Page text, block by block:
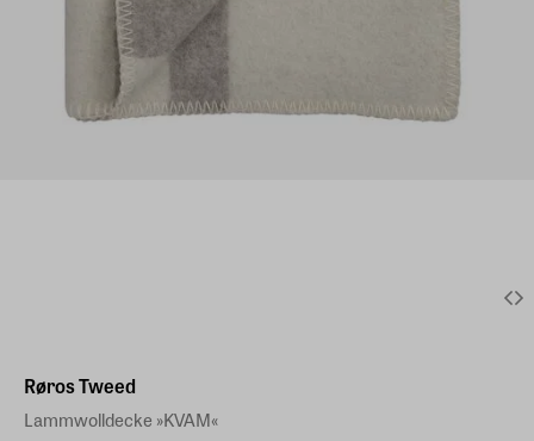
Røros Tweed
Lammwolldecke »KVAM«